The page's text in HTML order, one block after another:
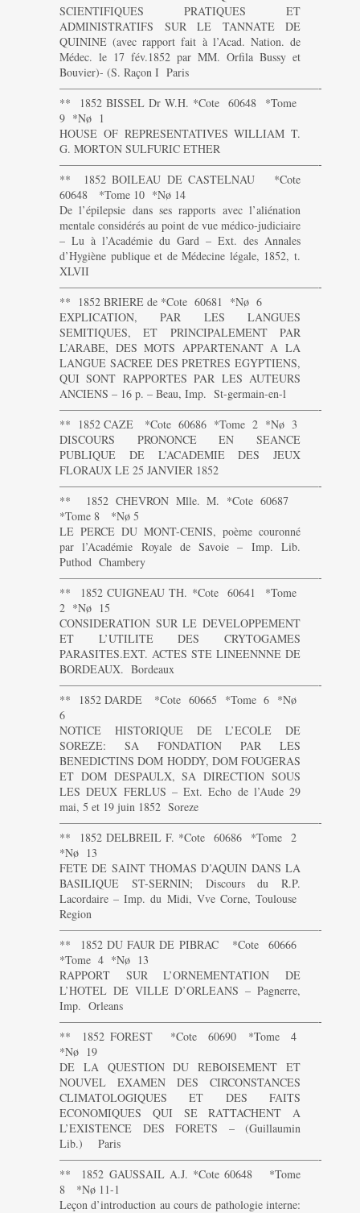
SCIENTIFIQUES PRATIQUES ET
ADMINISTRATIFS SUR LE TANNATE DE
QUININE (avec rapport fait à l’Acad. Nation. de
Médec. le 17 fév.1852 par MM. Orfila Bussy et
Bouvier)- (S. Raçon I Paris
———————————————————————-
** 1852 BISSEL Dr W.H. *Cote 60648 *Tome
9 *Nø 1
HOUSE OF REPRESENTATIVES WILLIAM T.
G. MORTON SULFURIC ETHER
———————————————————————-
** 1852 BOILEAU DE CASTELNAU *Cote
60648 *Tome 10 *Nø 14
De l’épilepsie dans ses rapports avec l’aliénation
mentale considérés au point de vue médico-judiciaire
– Lu à l’Académie du Gard – Ext. des Annales
d’Hygiène publique et de Médecine légale, 1852, t.
XLVII
———————————————————————-
** 1852 BRIERE de *Cote 60681 *Nø 6
EXPLICATION, PAR LES LANGUES
SEMITIQUES, ET PRINCIPALEMENT PAR
L’ARABE, DES MOTS APPARTENANT A LA
LANGUE SACREE DES PRETRES EGYPTIENS,
QUI SONT RAPPORTES PAR LES AUTEURS
ANCIENS – 16 p. – Beau, Imp. St-germain-en-l
———————————————————————-
** 1852 CAZE *Cote 60686 *Tome 2 *Nø 3
DISCOURS PRONONCE EN SEANCE
PUBLIQUE DE L’ACADEMIE DES JEUX
FLORAUX LE 25 JANVIER 1852
———————————————————————-
** 1852 CHEVRON Mlle. M. *Cote 60687
*Tome 8 *Nø 5
LE PERCE DU MONT-CENIS, poème couronné
par l’Académie Royale de Savoie – Imp. Lib.
Puthod Chambery
———————————————————————-
** 1852 CUIGNEAU TH. *Cote 60641 *Tome
2 *Nø 15
CONSIDERATION SUR LE DEVELOPPEMENT
ET L’UTILITE DES CRYTOGAMES
PARASITES.EXT. ACTES STE LINEENNNE DE
BORDEAUX. Bordeaux
———————————————————————-
** 1852 DARDE *Cote 60665 *Tome 6 *Nø
6
NOTICE HISTORIQUE DE L’ECOLE DE
SOREZE: SA FONDATION PAR LES
BENEDICTINS DOM HODDY, DOM FOUGERAS
ET DOM DESPAULX, SA DIRECTION SOUS
LES DEUX FERLUS – Ext. Echo de l’Aude 29
mai, 5 et 19 juin 1852 Soreze
———————————————————————-
** 1852 DELBREIL F. *Cote 60686 *Tome 2
*Nø 13
FETE DE SAINT THOMAS D’AQUIN DANS LA
BASILIQUE ST-SERNIN; Discours du R.P.
Lacordaire – Imp. du Midi, Vve Corne, Toulouse
Region
———————————————————————-
** 1852 DU FAUR DE PIBRAC *Cote 60666
*Tome 4 *Nø 13
RAPPORT SUR L’ORNEMENTATION DE
L’HOTEL DE VILLE D’ORLEANS – Pagnerre,
Imp. Orleans
———————————————————————-
** 1852 FOREST *Cote 60690 *Tome 4
*Nø 19
DE LA QUESTION DU REBOISEMENT ET
NOUVEL EXAMEN DES CIRCONSTANCES
CLIMATOLOGIQUES ET DES FAITS
ECONOMIQUES QUI SE RATTACHENT A
L’EXISTENCE DES FORETS – (Guillaumin
Lib.) Paris
———————————————————————-
** 1852 GAUSSAIL A.J. *Cote 60648 *Tome
8 *Nø 11-1
Leçon d’introduction au cours de pathologie interne: